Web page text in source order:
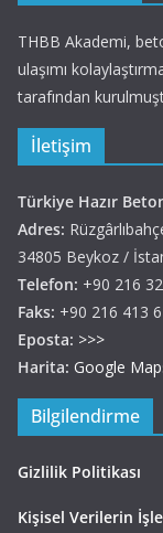
THBB Akademi,
ulaşımı
tarafından
İletişim
Türkiye Hazır
Adres:
34805 Beykoz /
Telefon: +90 216
Faks: +90 216 413
Eposta: >>>
Harita: Google
Bilgilendirme
Gizlilik Politikası
Kişisel Verilerin